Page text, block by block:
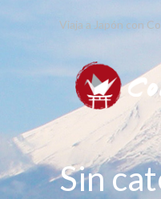
Viaja a Japón con
Sin